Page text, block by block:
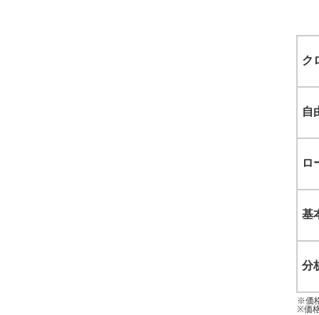
ク
自
ロ
基
分
※価
※価